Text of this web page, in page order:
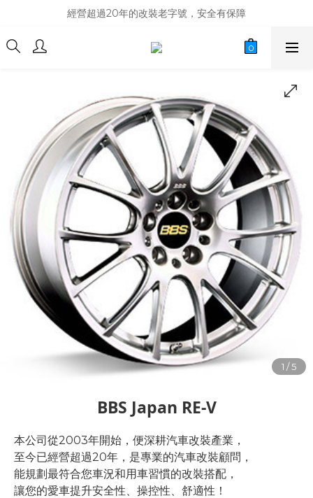
商品庫存變動快速，難免庫存不同步，建議購買之前先詢問貨況
經營超過20年的改裝老字號，安全有保障
商品庫存變動快速，難免庫存不同步，建議購買之前先詢問貨況
BBS Japan RE-V
本公司從2003年開始，便深耕汽車改裝產業，
至今已經營超過20年，是專業的汽車改裝顧問，
能規劃最符合您車況和用車習慣的改裝搭配，
讓您的愛車提升安全性、操控性、舒適性！